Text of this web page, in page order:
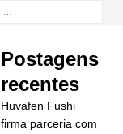
Postagens
recentes
Huvafen Fushi
firma parceria com